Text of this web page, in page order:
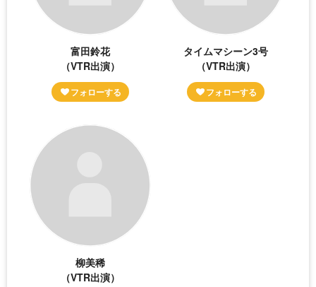
富田鈴花
（VTR出演）
タイムマシーン3号
（VTR出演）
柳美稀
（VTR出演）